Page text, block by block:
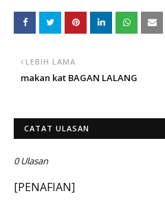
LEBIH LAMA
makan kat BAGAN LALANG
CATAT ULASAN
0 Ulasan
[PENAFIAN]